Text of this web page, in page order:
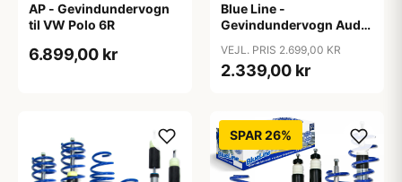
AP - Gevindundervogn
til VW Polo 6R
6.899,00 kr
Blue Line -
Gevindundervogn Audi
TDI/2.0 TFSI/2.7/3.0
TDI/3.2 FSI, 2007-2011
VEJL. PRIS 2.699,00 KR
2.339,00 kr
SPAR 26%